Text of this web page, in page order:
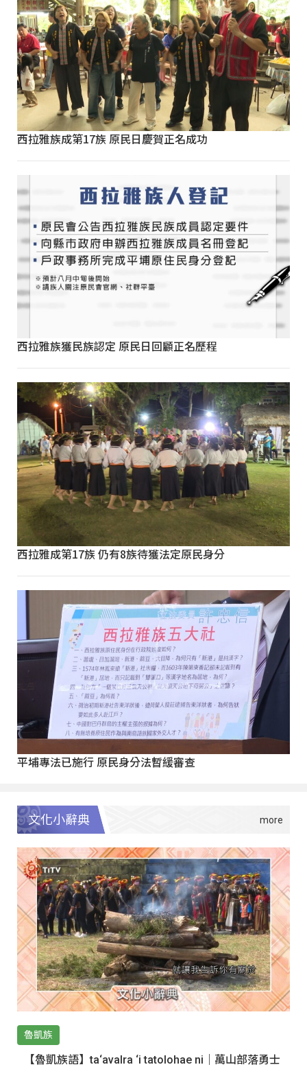
西拉雅族成第17族 原民日慶賀正名成功
西拉雅族獲民族認定 原民日回顧正名歷程
西拉雅成第17族 仍有8族待獲法定原民身分
平埔專法已施行 原民身分法暫緩審查
文化小辭典
魯凱族
【魯凱族語】ta‘avalra ‘i tatolohae ni｜萬山部落勇士